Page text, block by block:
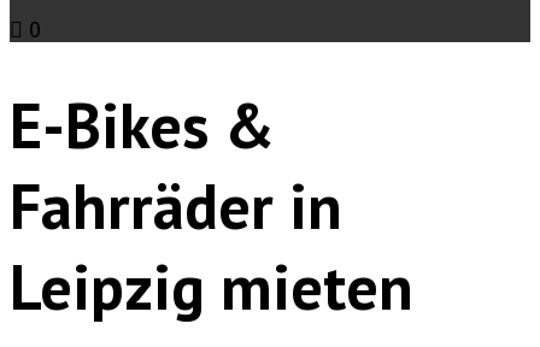
0
E-Bikes &
Fahrräder in
Leipzig mieten